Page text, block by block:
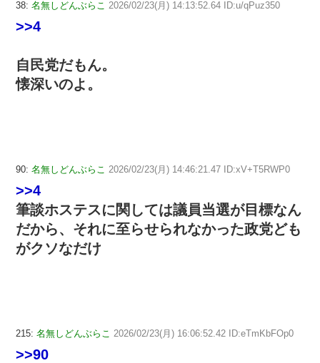
38: 名無しどんぶらこ 2026/02/23(月) 14:13:52.64 ID:u/qPuz350
>>4
自民党だもん。
懐深いのよ。
90: 名無しどんぶらこ 2026/02/23(月) 14:46:21.47 ID:xV+T5RWP0
>>4
筆談ホステスに関しては議員当選が目標なん
だから、それに至らせられなかった政党ども
がクソなだけ
215: 名無しどんぶらこ 2026/02/23(月) 16:06:52.42 ID:eTmKbFOp0
>>90